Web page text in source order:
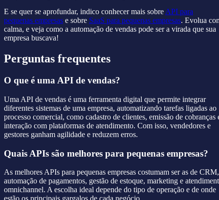
E se quer se aprofundar, indico conhecer mais sobre API para
pequenas empresas e sobre SaaS para pequenas empresas. Evolua
calma, e veja como a automação de vendas pode ser a virada que sua
empresa buscava!
Perguntas frequentes
O que é uma API de vendas?
Uma API de vendas é uma ferramenta digital que permite integrar
diferentes sistemas de uma empresa, automatizando tarefas ligadas ao
processo comercial, como cadastro de clientes, emissão de cobranças
interação com plataformas de atendimento. Com isso, vendedores e
gestores ganham agilidade e reduzem erros.
Quais APIs são melhores para pequenas empresas?
As melhores APIs para pequenas empresas costumam ser as de CRM,
automação de pagamentos, gestão de estoque, marketing e
omnichannel. A escolha ideal depende do tipo de operação e de onde